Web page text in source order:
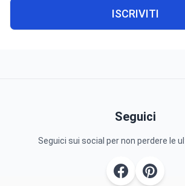
ISCRIVITI
Seguici
Seguici sui social per non perdere le